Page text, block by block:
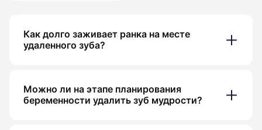
Как долго заживает ранка на месте
удаленного зуба?
Можно ли на этапе планирования
беременности удалить зуб мудрости?